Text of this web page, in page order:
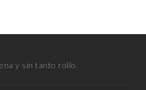
y sin tanto rollo.